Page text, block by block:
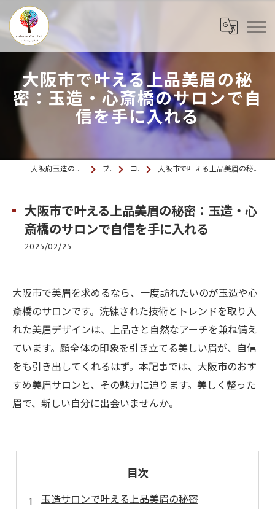
大阪市で叶える上品美眉の秘
密：玉造・心斎橋のサロンで自
信を手に入れる
大阪府玉造のマツエクならcolette. 玉造 ブログ コラム 大阪市で叶える上品美眉の秘密：玉造・心斎橋のサロンで自信を手に入れる
大阪市で叶える上品美眉の秘密：玉造・心
斎橋のサロンで自信を手に入れる
2025/02/25
大阪市で美眉を求めるなら、一度訪れたいのが玉造や心
斎橋のサロンです。洗練された技術とトレンドを取り入
れた美眉デザインは、上品さと自然なアーチを兼ね備え
ています。顔全体の印象を引き立てる美しい眉が、自信
をも引き出してくれるはず。本記事では、大阪市のおす
すめ美眉サロンと、その魅力に迫ります。美しく整った
眉で、新しい自分に出会いませんか。
目次
玉造サロンで叶える上品美眉の秘密